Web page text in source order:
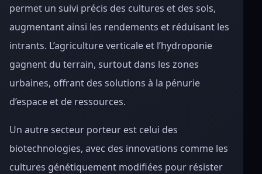
permet un suivi précis des cultures et des sols,
augmentant ainsi les rendements et réduisant les
intrants. L’agriculture verticale et l’hydroponie
gagnent du terrain, surtout dans les zones
urbaines, offrant des solutions à la pénurie
d’espace et de ressources.
Un autre secteur porteur est celui des
biotechnologies, avec des innovations comme les
cultures génétiquement modifiées pour résister